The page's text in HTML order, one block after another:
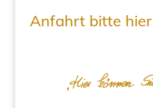
Anfahrt bitte